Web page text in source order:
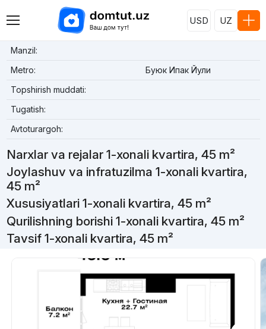
USD UZ
Manzil:
Metro:
Буюк Ипак Йули
Topshirish muddati:
Tugatish:
Avtoturargoh:
Narxlar va rejalar 1-xonali kvartira, 45 m²
Joylashuv va infratuzilma 1-xonali kvartira,
45 m²
Xususiyatlari 1-xonali kvartira, 45 m²
Qurilishning borishi 1-xonali kvartira, 45 m²
Tavsif 1-xonali kvartira, 45 m²